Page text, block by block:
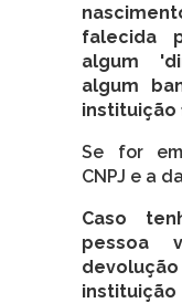
falecida
algum
algum
instituição
Se for
CNPJ e a
Caso
pessoa